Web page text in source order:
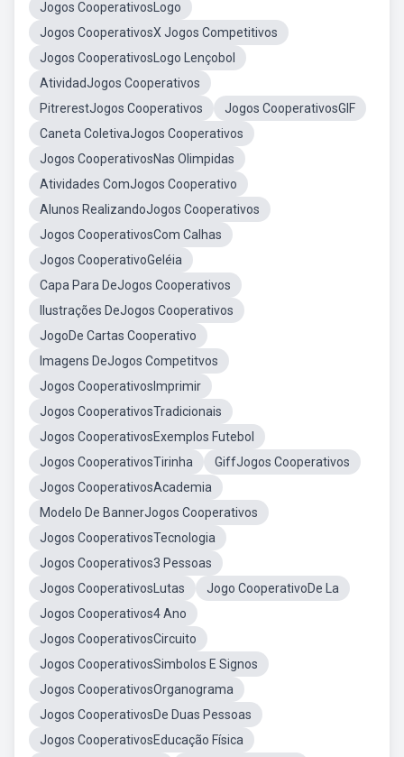
Jogos CooperativosLogo
Jogos CooperativosX Jogos Competitivos
Jogos CooperativosLogo Lençobol
AtividadJogos Cooperativos
PitrerestJogos Cooperativos
Jogos CooperativosGIF
Caneta ColetivaJogos Cooperativos
Jogos CooperativosNas Olimpidas
Atividades ComJogos Cooperativo
Alunos RealizandoJogos Cooperativos
Jogos CooperativosCom Calhas
Jogos CooperativoGeléia
Capa Para DeJogos Cooperativos
Ilustrações DeJogos Cooperativos
JogoDe Cartas Cooperativo
Imagens DeJogos Competitvos
Jogos CooperativosImprimir
Jogos CooperativosTradicionais
Jogos CooperativosExemplos Futebol
Jogos CooperativosTirinha
GiffJogos Cooperativos
Jogos CooperativosAcademia
Modelo De BannerJogos Cooperativos
Jogos CooperativosTecnologia
Jogos Cooperativos3 Pessoas
Jogos CooperativosLutas
Jogo CooperativoDe La
Jogos Cooperativos4 Ano
Jogos CooperativosCircuito
Jogos CooperativosSimbolos E Signos
Jogos CooperativosOrganograma
Jogos CooperativosDe Duas Pessoas
Jogos CooperativosEducação Física